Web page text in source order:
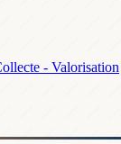
- Valorisation